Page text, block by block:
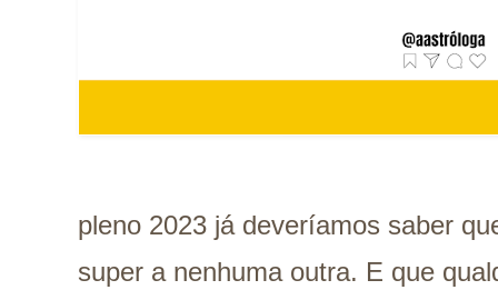
pleno 2023 já deveríamos saber
super a nenhuma outra. E que